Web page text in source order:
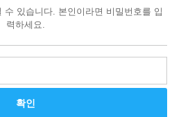
수 있습니다. 본인이라면 비밀번호를 입
력하세요.